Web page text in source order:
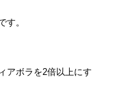
す。
アボラを2倍以上にす